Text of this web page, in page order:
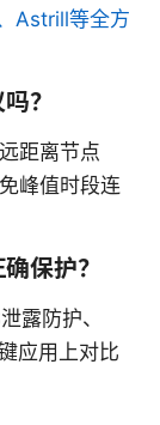
Astrill等全方
？
距离节点
峰值时段连
保护？
露防护、
应用上对比